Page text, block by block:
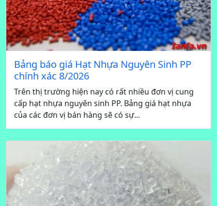
Bảng báo giá Hạt Nhựa Nguyên Sinh PP
chính xác 8/2026
Trên thị trường hiện nay có rất nhiều đơn vị cung
cấp hạt nhựa nguyên sinh PP. Bảng giá hạt nhựa
của các đơn vị bán hàng sẽ có sự...